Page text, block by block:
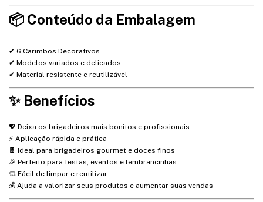
📦 Conteúdo da Embalagem
✔ 6 Carimbos Decorativos
✔ Modelos variados e delicados
✔ Material resistente e reutilizável
✨ Benefícios
💖 Deixa os brigadeiros mais bonitos e profissionais
⚡ Aplicação rápida e prática
🍫 Ideal para brigadeiros gourmet e doces finos
🎉 Perfeito para festas, eventos e lembrancinhas
🧼 Fácil de limpar e reutilizar
💰 Ajuda a valorizar seus produtos e aumentar suas vendas